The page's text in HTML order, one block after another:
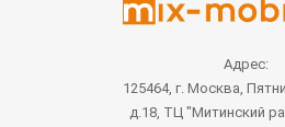
Адрес:
125464, г. Москва,
д.18, ТЦ "Митинский